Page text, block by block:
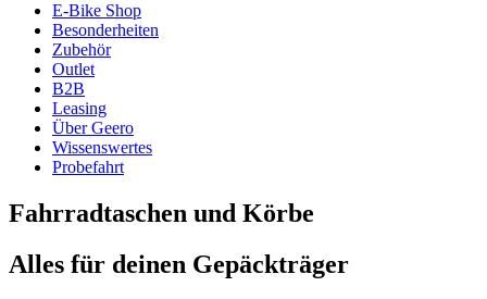
E-Bike Shop
Besonderheiten
Zubehör
Outlet
B2B
Leasing
Über Geero
Wissenswertes
Probefahrt
Fahrradtaschen und Körbe
Alles für deinen Gepäckträger